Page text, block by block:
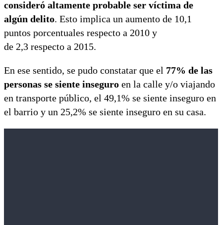
consideró altamente probable ser víctima de
algún delito. Esto implica un aumento de 10,1
puntos porcentuales respecto a 2010 y
de 2,3 respecto a 2015.
En ese sentido, se pudo constatar que el 77% de las
personas se siente inseguro en la calle y/o viajando
en transporte público, el 49,1% se siente inseguro en
el barrio y un 25,2% se siente inseguro en su casa.